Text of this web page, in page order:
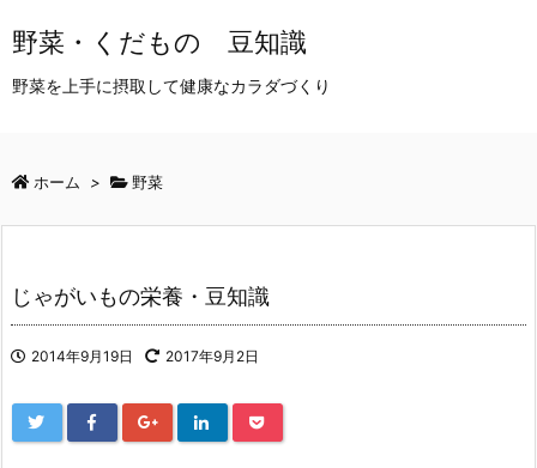
野菜・くだもの 豆知識
野菜を上手に摂取して健康なカラダづくり
ホーム > 野菜
じゃがいもの栄養・豆知識
2014年9月19日 2017年9月2日